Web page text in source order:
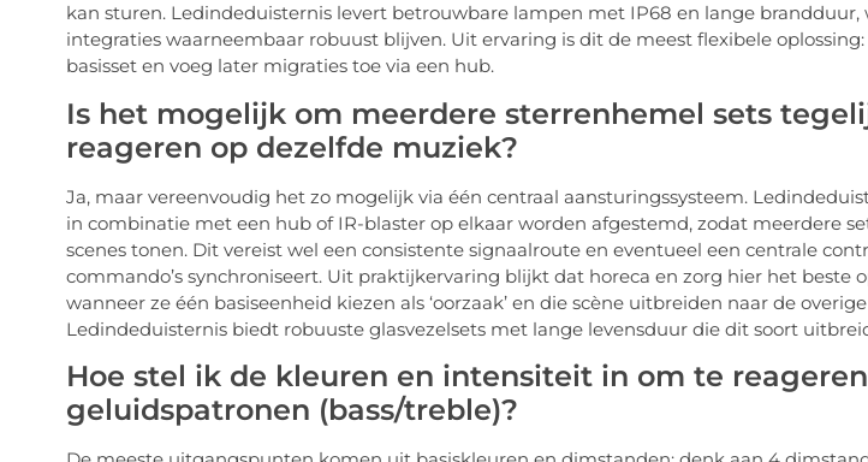
kan sturen. Ledindeduisternis levert betrouwbare lampen met IP68 en lange brandduur,
integraties waarneembaar robuust blijven. Uit ervaring is dit de meest flexibele
basisset en voeg later migraties toe via een hub.
Is het mogelijk om meerdere sterrenhemel sets
reageren op dezelfde muziek?
Ja, maar vereenvoudig het zo mogelijk via één centraal aansturingssysteem.
in combinatie met een hub of IR-blaster op elkaar worden afgestemd, zodat meerdere
scenes tonen. Dit vereist wel een consistente signaalroute en eventueel een centrale
commando’s synchroniseert. Uit praktijkervaring blijkt dat horeca en zorg hier het beste
wanneer ze één basiseenheid kiezen als ‘oorzaak’ en die scène uitbreiden naar de overige
Ledindeduisternis biedt robuuste glasvezelsets met lange levensduur die dit soort
Hoe stel ik de kleuren en intensiteit in om te
geluidspatronen (bass/treble)?